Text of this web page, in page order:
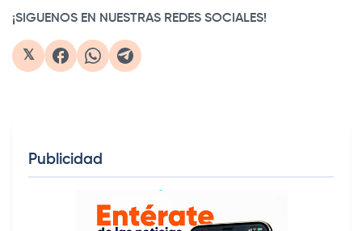
¡SIGUENOS EN NUESTRAS REDES SOCIALES!
𝕏
Publicidad